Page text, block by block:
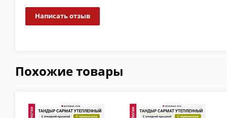
Написать отзыв
Похожие товары